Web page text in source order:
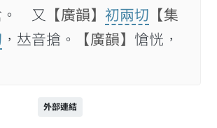
。 又
【廣韻】 初兩切 【集
，𠀤音搶。 【廣韻】 愴恍，
外部連結